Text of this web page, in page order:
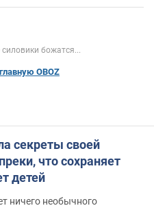
силовики божатся...
OBOZ
секреты своей
что сохраняет
детей
ничего необычного